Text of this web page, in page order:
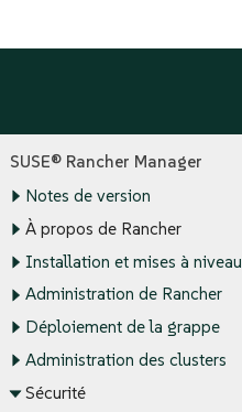
SUSE® Rancher Manager
Notes de version
À propos de Rancher
Installation et mises à niveau
Administration de Rancher
Déploiement de la grappe
Administration des clusters
Sécurité